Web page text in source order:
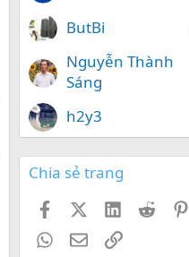
ButBi
Nguyễn Thành
Sáng
h2y3
Chia sẻ trang
FacebookX (Twitter)
LinkedIn
Reddit
WhatsApp
EmailLink